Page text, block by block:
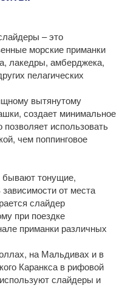
– это
морские приманки
лакедры, амберджека,
пелагических
вытянутому
создает минимальное
использовать
чем поппинговое
тонущие,
от места
слайдер
при поездке
приманки различных
на Мальдивах и в
Каранкса в рифовой
слайдеры и